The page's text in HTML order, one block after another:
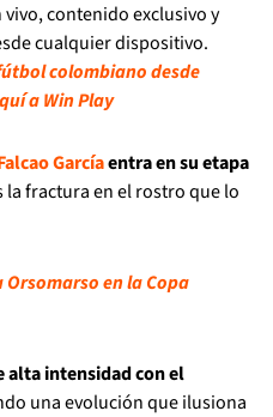
vivo, contenido exclusivo y
cualquier dispositivo.
colombiano desde
a Win Play
Garcíaentra en su etapa
la fractura en el rostro que lo
Orsomarso en la Copa
alta intensidad con el
una evolución que ilusiona